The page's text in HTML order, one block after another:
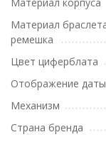
Материал
ремешка
Цвет циферблата
Отображение даты
Механизм
Страна бренда